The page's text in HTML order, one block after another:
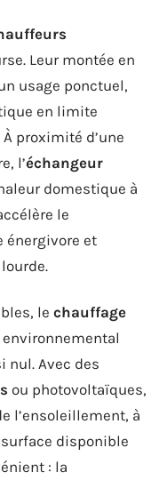
Leur montée en
usage ponctuel,
en limite
proximité d’une
l’échangeur
domestique à
le
énergivore et
le chauffage
nul. Avec des
ou photovoltaïques,
l’ensoleillement, à
disponible
: la